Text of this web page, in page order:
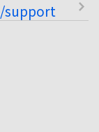
support